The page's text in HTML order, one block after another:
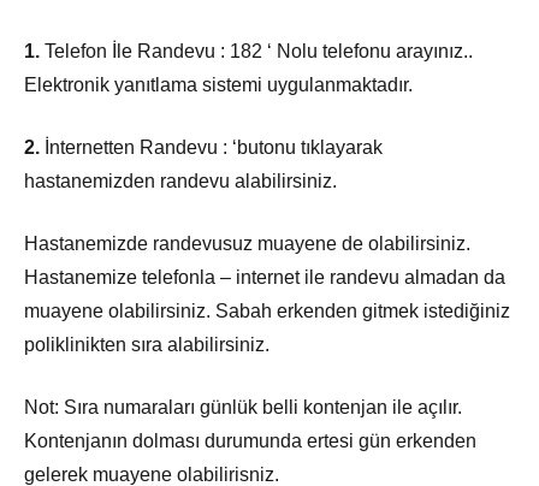
1. Telefon İle Randevu : 182 ‘ Nolu telefonu arayınız..
Elektronik yanıtlama sistemi uygulanmaktadır.
2. İnternetten Randevu : ‘butonu tıklayarak
hastanemizden randevu alabilirsiniz.
Hastanemizde randevusuz muayene de olabilirsiniz.
Hastanemize telefonla – internet ile randevu almadan da
muayene olabilirsiniz. Sabah erkenden gitmek istediğiniz
poliklinikten sıra alabilirsiniz.
Not: Sıra numaraları günlük belli kontenjan ile açılır.
Kontenjanın dolması durumunda ertesi gün erkenden
gelerek muayene olabilirisniz.